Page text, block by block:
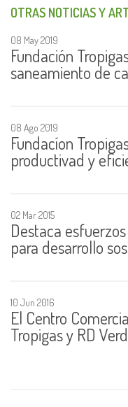
OTRAS NOTICIAS Y
08 May 2019
Fundación
saneamiento de
08 Ago 2019
Fundacíon
productivad y
02 Mar 2015
Destaca
para desarrollo
10 Jun 2016
El Centro
Tropigas y RD